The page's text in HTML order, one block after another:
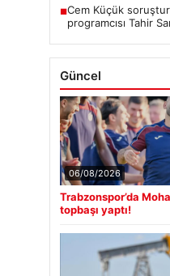
■Cem Küçük
programcısı Tahir
Güncel
06/08/2026
Trabzonspor’da
topbaşı yaptı!